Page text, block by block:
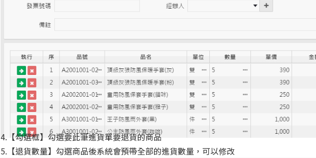
4.【勾選框】勾選要此筆進貨單要退貨的商品
5.【退貨數量】勾選商品後系統會預帶全部的進貨數量，可以修改